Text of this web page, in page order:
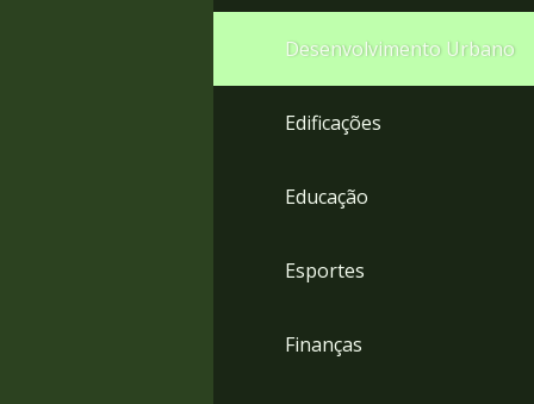
Desenvolvimento Urbano
Edificações
Educação
Esportes
Finanças